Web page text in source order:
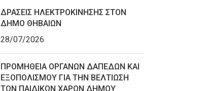
ΔΡΑΣΕΙΣ ΗΛΕΚΤΡΟΚΙΝΗΣΗΣ ΣΤΟΝ
ΔΗΜΟ ΘΗΒΑΙΩΝ
28/07/2026
ΠΡΟΜΗΘΕΙΑ ΟΡΓΑΝΩΝ ΔΑΠΕΔΩΝ ΚΑΙ
ΕΞΟΠΟΛΙΣΜΟΥ ΓΙΑ ΤΗΝ ΒΕΛΤΙΩΣΗ
ΤΩΝ ΠΑΙΔΙΚΩΝ ΧΑΡΩΝ ΔΗΜΟΥ